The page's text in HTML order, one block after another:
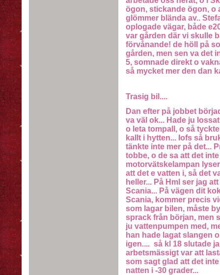
ögon, stickande ögon, o
glömmer blända av..
oplogade vägar, både
var gården där vi skulle
förvånande! de höll på
gården, men sen va det
5, somnade direkt o
så mycket mer den dan
Trasig bil....
Dan efter på jobbet
va väl ok... Hade ju
o leta tompall, o så
kallt i hytten... Iofs så
tänkte inte mer på det...
tobbe, o de sa att det
motorvätskelampan
att det e vatten i, så det
heller... På Hml ser jag
Scania... På vägen dit
Scania, kommer precis
som lagar bilen, måste
sprack från början, men
ju vattenpumpen med,
han hade lagat slangen
igen.... så kl 18 slutade
arbetsmässigt var att
som sagt glad att det
natten i -30 grader...